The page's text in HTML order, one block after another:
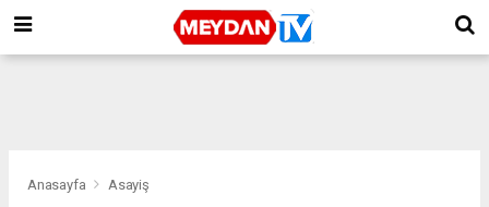
Anasayfa Asayiş